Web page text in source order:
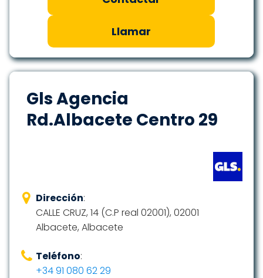
Llamar
Gls Agencia
Rd.Albacete Centro 29
Dirección:
CALLE CRUZ, 14 (C.P real 02001), 02001
Albacete, Albacete
Teléfono:
+34 91 080 62 29